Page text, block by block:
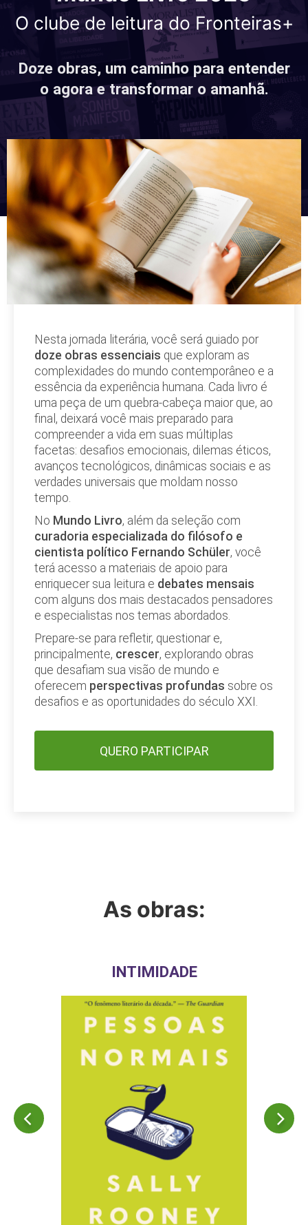
O clube de leitura do Fronteiras+
Doze obras, um caminho para entender
o agora e transformar o amanhã.
Nesta jornada literária, você será guiado por
doze obras essenciais que exploram as
complexidades do mundo contemporâneo e a
essência da experiência humana. Cada livro é
uma peça de um quebra-cabeça maior que, ao
final, deixará você mais preparado para
compreender a vida em suas múltiplas
facetas: desafios emocionais, dilemas éticos,
avanços tecnológicos, dinâmicas sociais e as
verdades universais que moldam nosso
tempo.
No Mundo Livro, além da seleção com
curadoria especializada do filósofo e
cientista político Fernando Schüler, você
terá acesso a materiais de apoio para
enriquecer sua leitura e debates mensais
com alguns dos mais destacados pensadores
e especialistas nos temas abordados.
Prepare-se para refletir, questionar e,
principalmente, crescer, explorando obras
que desafiam sua visão de mundo e
oferecem perspectivas profundas sobre os
desafios e as oportunidades do século XXI.
QUERO PARTICIPAR
As obras:
INTIMIDADE